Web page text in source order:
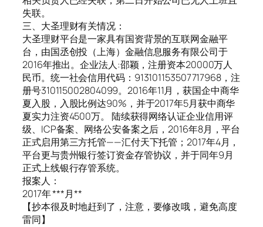
失联。
三、大圣理财有关情况：
大圣理财平台是一家具有国资背景的互联网金融平
台，由国丞创投（上海）金融信息服务有限公司于
2016年推出。企业法人:邵颖，注册资本20000万人
民币。统一社会信用代码：913101153507717968，注
册号310115002804099。2016年11月，获国企中商华
夏入股，入股比例达90%，并于2017年5月获中商华
夏实力注资4500万。 陆续获得网络认证企业信用评
级、ICP备案、网络公安备案之后，2016年8月，平台
正式启用第三方托管——汇付天下托管；2017年4月，
平台更与贵州银行签订资金存管协议，并于同年9月
正式上线银行存管系统。
报案人：
2017年 ***月**
【抄本很及时地赶到了，注意，要修改哦，避免高度
雷同】